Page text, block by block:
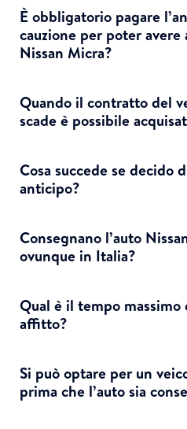
È obbligatorio pagare
cauzione per poter
Nissan Micra?
Quando il contratto del
scade è possibile
Cosa succede se
anticipo?
Consegnano l’auto
ovunque in Italia?
Qual è il tempo
affitto?
Si può optare per un
prima che l’auto sia